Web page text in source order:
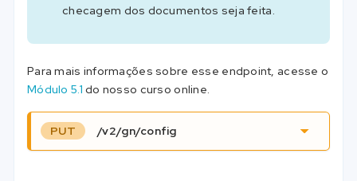
checagem dos documentos seja feita.
Para mais informações sobre esse endpoint, acesse o
Módulo 5.1 do nosso curso online.
PUT /v2/gn/config